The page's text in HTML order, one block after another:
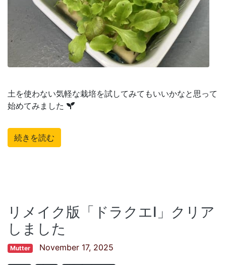
土を使わない気軽な栽培を試してみてもいいかなと思って
始めてみました
続きを読む
リメイク版「ドラクエI」クリア
しました
Mutter November 17, 2025